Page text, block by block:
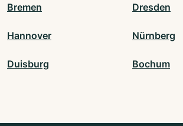
Bremen Dresden
Hannover Nürnberg
Duisburg Bochum